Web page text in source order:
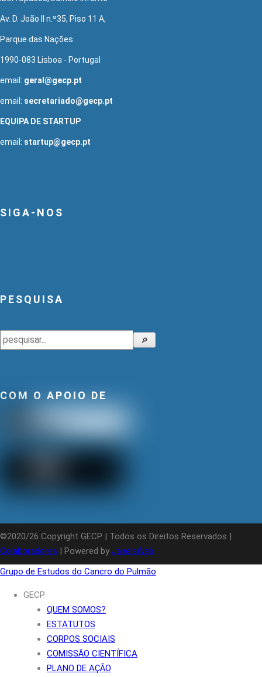
Av. D. João II n.º35, Piso 11 A,
Parque das Nações
1990-083 Lisboa - Portugal
email: geral@gecp.pt
email: secretariado@gecp.pt
EQUIPA DE STARTUP
email: startup@gecp.pt
SIGA-NOS
PESQUISA
Pesquisar 🔎
COM O APOIO DE
©2020/26 Copyright GECP | Todos os Direitos Reservados |
Colaboradores | Powered by JanelaWeb
Grupo de Estudos do Cancro do Pulmão
GECP
QUEM SOMOS?
ESTATUTOS
CORPOS SOCIAIS
COMISSÃO CIENTÍFICA
PLANO DE AÇÃO